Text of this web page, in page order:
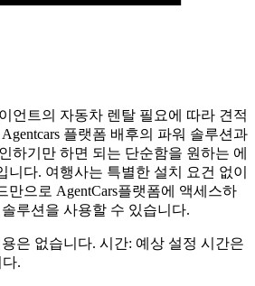
언트의 자동차 렌탈 필요에 따라 견적
플랫폼 배후의 파워 솔루션과
하기만 하면 되는 단순함을 원하는 에
니다. 여행사는 특별한 설치 요건 없이
만으로 AgentCars플랫폼에 액세스하
루션을 사용할 수 있습니다.
은 없습니다. 시간: 예상 설정 시간은
.